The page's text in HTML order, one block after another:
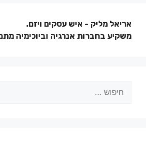
אריאל מליק - איש עסקים ויזם.
משקיע בחברות אנרגיה וביוכימיה